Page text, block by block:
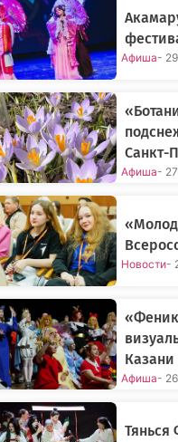
Афиша-
Санкт-
Афиша-
Новости-
Казани
Афиша-
Тянься